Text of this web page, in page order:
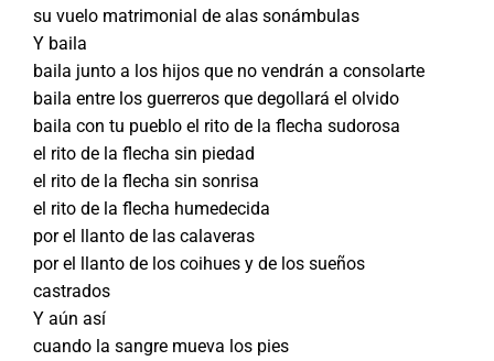
su vuelo matrimonial de alas sonámbulas
Y baila
baila junto a los hijos que no vendrán a consolarte
baila entre los guerreros que degollará el olvido
baila con tu pueblo el rito de la flecha sudorosa
el rito de la flecha sin piedad
el rito de la flecha sin sonrisa
el rito de la flecha humedecida
por el llanto de las calaveras
por el llanto de los coihues y de los sueños
castrados
Y aún así
cuando la sangre mueva los pies